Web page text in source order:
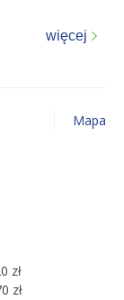
więcej
Mapa
zł
zł